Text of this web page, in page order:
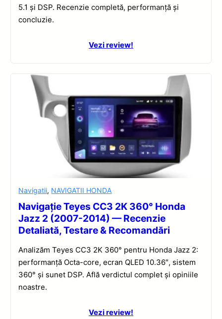
5.1 și DSP. Recenzie completă, performanță și
concluzie.
Vezi review!
Navigatii, NAVIGATII HONDA
Navigație Teyes CC3 2K 360° Honda
Jazz 2 (2007-2014) — Recenzie
Detaliată, Testare & Recomandări
Analizăm Teyes CC3 2K 360° pentru Honda Jazz 2:
performanță Octa-core, ecran QLED 10.36″, sistem
360° și sunet DSP. Află verdictul complet și opiniile
noastre.
Vezi review!